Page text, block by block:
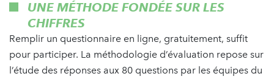
UNE MÉTHODE FONDÉE SUR LES
CHIFFRES
Remplir un questionnaire en ligne, gratuitement, suffit
pour participer. La méthodologie d’évaluation repose sur
l’étude des réponses aux 80 questions par les équipes du